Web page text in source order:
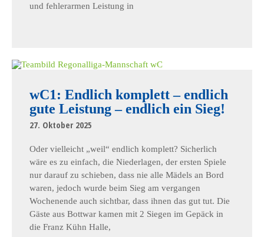
und fehlerarmen Leistung in
wC1: Endlich komplett – endlich
gute Leistung – endlich ein Sieg!
27. Oktober 2025
Oder vielleicht „weil“ endlich komplett? Sicherlich
wäre es zu einfach, die Niederlagen, der ersten Spiele
nur darauf zu schieben, dass nie alle Mädels an Bord
waren, jedoch wurde beim Sieg am vergangen
Wochenende auch sichtbar, dass ihnen das gut tut. Die
Gäste aus Bottwar kamen mit 2 Siegen im Gepäck in
die Franz Kühn Halle,